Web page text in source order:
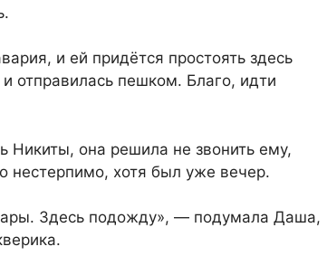
и ей придётся простоять здесь
отправилась пешком. Благо, идти
Никиты, она решила не звонить ему,
нестерпимо, хотя был уже вечер.
Здесь подожду», — подумала Даша,